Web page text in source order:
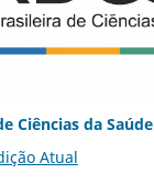
Ciências da Saúde
Atual